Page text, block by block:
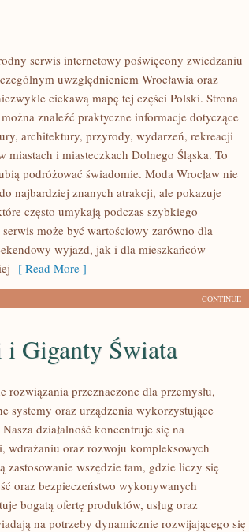
serwis internetowy poświęcony zwiedzaniu
uwzględnieniem Wrocławia oraz
ciekawą mapę tej części Polski. Strona
znaleźć praktyczne informacje dotyczące
architektury, przyrody, wydarzeń, rekreacji
miastach i miasteczkach Dolnego Śląska. To
podróżować świadomie. Moda Wrocław nie
najbardziej znanych atrakcji, ale pokazuje
często umykają podczas szybkiego
może być wartościowy zarówno dla
wyjazd, jak i dla mieszkańców
[ Read More ]
CONTINUE
i Giganty Świata
rozwiązania przeznaczone dla przemysłu,
systemy oraz urządzenia wykorzystujące
działalność koncentruje się na
wdrażaniu oraz rozwoju kompleksowych
zastosowanie wszędzie tam, gdzie liczy się
oraz bezpieczeństwo wykonywanych
bogatą ofertę produktów, usług oraz
na potrzeby dynamicznie rozwijającego się